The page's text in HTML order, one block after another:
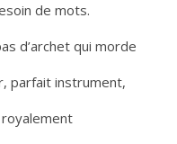
de mots.
d’archet qui morde
parfait instrument,